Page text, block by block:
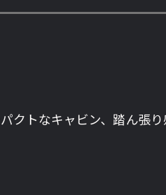
クトなキャビン、踏ん張り